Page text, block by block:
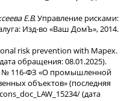
Е.В.Управление рисками:
Изд-во «Ваш ДомЪ», 2014.
risk prevention with Mapex.
обращения: 08.01.2025).
№ 116-ФЗ «О промышленной
объектов» (последняя
(дата